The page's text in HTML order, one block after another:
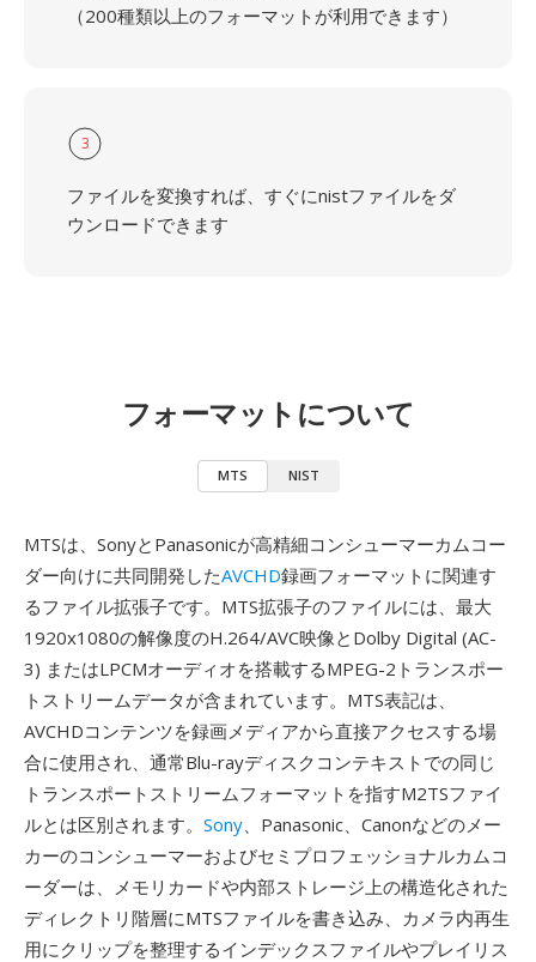
（200種類以上のフォーマットが利用できます）
3
ファイルを変換すれば、すぐにnistファイルをダ
ウンロードできます
フォーマットについて
MTS NIST
MTSは、SonyとPanasonicが高精細コンシューマーカムコー
ダー向けに共同開発したAVCHD録画フォーマットに関連す
るファイル拡張子です。MTS拡張子のファイルには、最大
1920x1080の解像度のH.264/AVC映像とDolby Digital (AC-
3) またはLPCMオーディオを搭載するMPEG-2トランスポー
トストリームデータが含まれています。MTS表記は、
AVCHDコンテンツを録画メディアから直接アクセスする場
合に使用され、通常Blu-rayディスクコンテキストでの同じ
トランスポートストリームフォーマットを指すM2TSファイ
ルとは区別されます。 Sony、Panasonic、Canonなどのメー
カーのコンシューマーおよびセミプロフェッショナルカムコ
ーダーは、メモリカードや内部ストレージ上の構造化された
ディレクトリ階層にMTSファイルを書き込み、カメラ内再生
用にクリップを整理するインデックスファイルやプレイリス